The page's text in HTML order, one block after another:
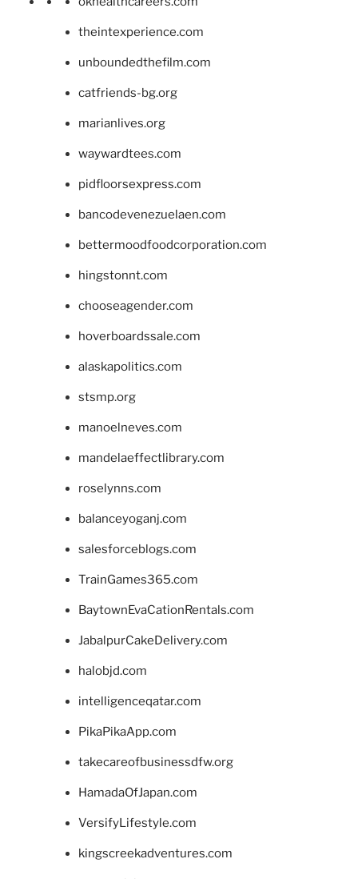
theintexperience.com
unboundedthefilm.com
catfriends-bg.org
marianlives.org
waywardtees.com
pidfloorsexpress.com
bancodevenezuelaen.com
bettermoodfoodcorporation.com
hingstonnt.com
chooseagender.com
hoverboardssale.com
alaskapolitics.com
stsmp.org
manoelneves.com
mandelaeffectlibrary.com
roselynns.com
balanceyoganj.com
salesforceblogs.com
TrainGames365.com
BaytownEvaCationRentals.com
JabalpurCakeDelivery.com
halobjd.com
intelligenceqatar.com
PikaPikaApp.com
takecareofbusinessdfw.org
HamadaOfJapan.com
VersifyLifestyle.com
kingscreekadventures.com